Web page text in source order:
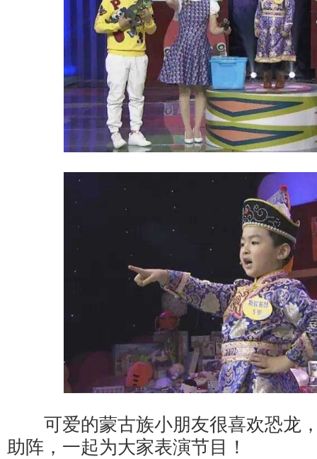
可爱的蒙古族小朋友很喜欢恐龙
助阵，一起为大家表演节目！